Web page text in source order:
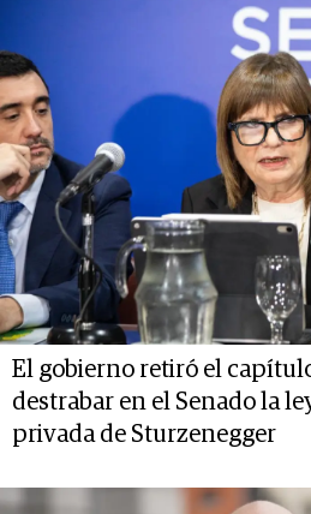
El gobierno retiró el
destrabar en el Senado la
privada de Sturzenegger